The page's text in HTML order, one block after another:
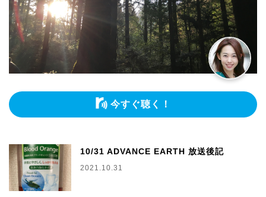
今すぐ聴く！
10/31 ADVANCE EARTH 放送後記
2021.10.31